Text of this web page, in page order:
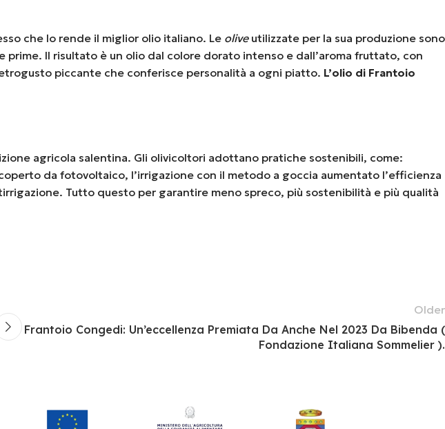
che lo rende il miglior olio italiano. Le oliveutilizzate per la sua produzione sono
Il risultato è un olio dal colore dorato intenso e dall’aroma fruttato, con
piccante che conferisce personalità a ogni piatto. L’olio di Frantoio
agricola salentina. Gli olivicoltori adottano pratiche sostenibili, come:
da fotovoltaico, l’irrigazione con il metodo a goccia aumentato l’efficienza
Tutto questo per garantire meno spreco, più sostenibilità e più qualità
Older
Frantoio Congedi: Un’eccellenza Premiata Da Anche Nel 2023 Da Bibenda (
Fondazione Italiana Sommelier ).